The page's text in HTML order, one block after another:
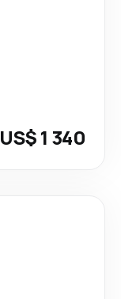
US$ 1 340